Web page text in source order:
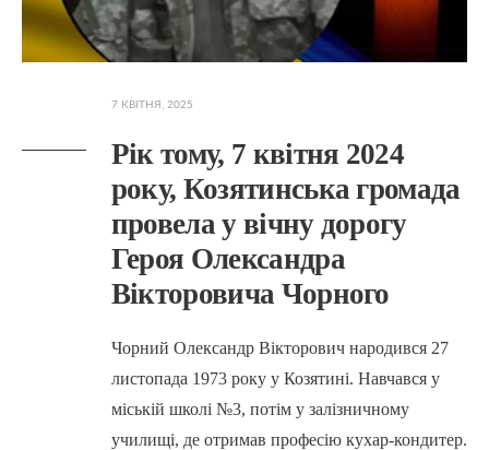
7 КВІТНЯ, 2025
Рік тому, 7 квітня 2024
року, Козятинська громада
провела у вічну дорогу
Героя Олександра
Вікторовича Чорного
Чорний Олександр Вікторович народився 27
листопада 1973 року у Козятині. Навчався у
міській школі №3, потім у залізничному
училищі, де отримав професію кухар-кондитер.